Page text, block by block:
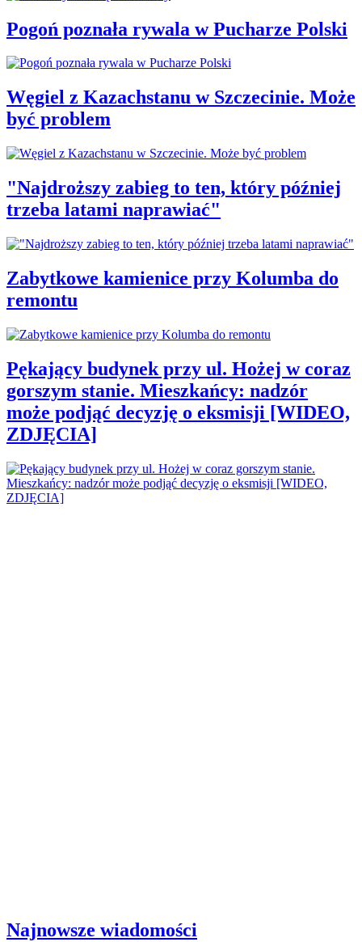
Pogoń poznała rywala w Pucharze Polski
Węgiel z Kazachstanu w Szczecinie. Może
być problem
"Najdroższy zabieg to ten, który później
trzeba latami naprawiać"
Zabytkowe kamienice przy Kolumba do
remontu
Pękający budynek przy ul. Hożej w coraz
gorszym stanie. Mieszkańcy: nadzór
może podjąć decyzję o eksmisji [WIDEO,
ZDJĘCIA]
Najnowsze wiadomości